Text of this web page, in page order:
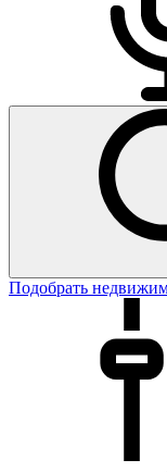
Подобрать